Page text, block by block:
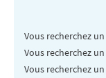
Vous recherchez un
Vous recherchez un
Vous recherchez un